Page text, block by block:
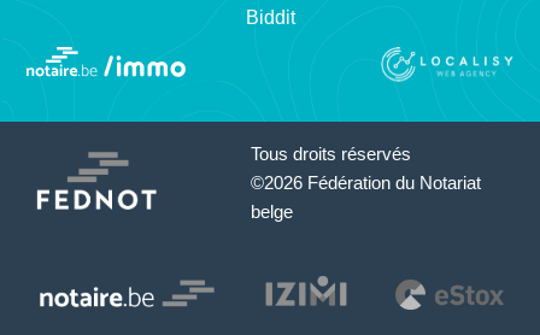
Biddit
Tous droits réservés
©2026 Fédération du Notariat
belge